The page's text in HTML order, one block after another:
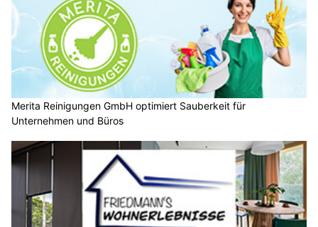
Merita Reinigungen GmbH optimiert Sauberkeit für
Unternehmen und Büros